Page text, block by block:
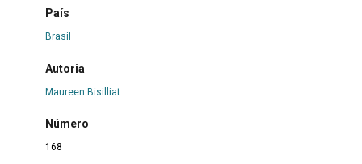
País
Brasil
Autoria
Maureen Bisilliat
Número
168